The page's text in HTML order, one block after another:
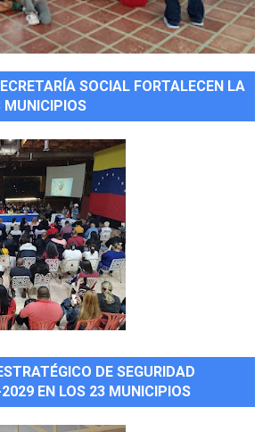
SOCIAL FORTALECEN LA
MUNICIPIOS
DE SEGURIDAD
EN LOS 23 MUNICIPIOS